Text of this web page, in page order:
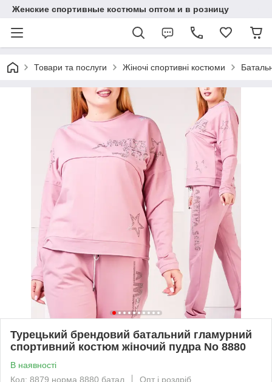
Женские спортивные костюмы оптом и в розницу
Товари та послуги Жіночі спортивні костюми
Турецький брендовий батальний гламурний
спортивний костюм жіночий пудра No 8880
В наявності
Код: 8879 норма 8880 батал
Опт і роздріб